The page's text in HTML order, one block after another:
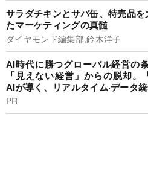
サラダチキンとサバ缶、特売品
たマーケティングの真髄
ダイヤモンド編集部,鈴木洋子
AI時代に勝つグローバル経営の
「見えない経営」からの脱却。
AIが導く、リアルタイム·データ
PR